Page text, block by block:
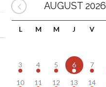
AUGUST 2026
L M M J V
3 4 5 6 7
10 11 12 13 14